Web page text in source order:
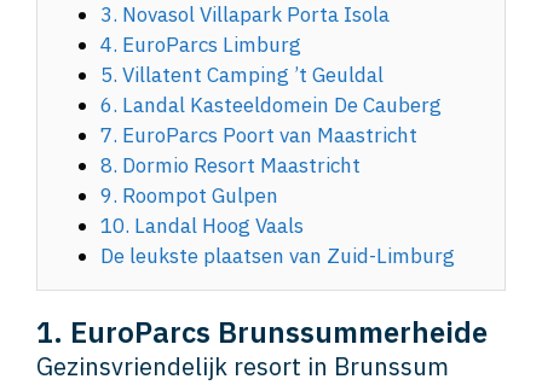
3. Novasol Villapark Porta Isola
4. EuroParcs Limburg
5. Villatent Camping ’t Geuldal
6. Landal Kasteeldomein De Cauberg
7. EuroParcs Poort van Maastricht
8. Dormio Resort Maastricht
9. Roompot Gulpen
10. Landal Hoog Vaals
De leukste plaatsen van Zuid-Limburg
1. EuroParcs Brunssummerheide
Gezinsvriendelijk resort in Brunssum